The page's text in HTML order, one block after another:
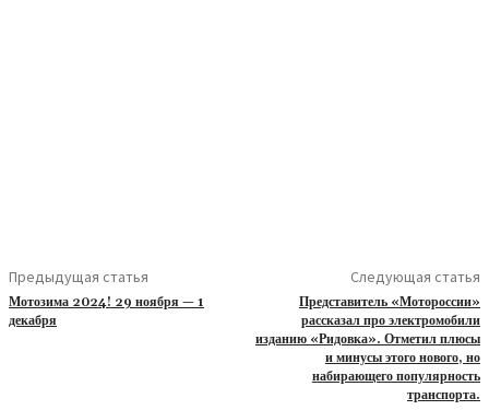
Предыдущая статья
Мотозима 2024! 29 ноября — 1
декабря
Следующая статья
Представитель «Мотороссии»
рассказал про электромобили
изданию «Ридовка». Отметил плюсы
и минусы этого нового, но
набирающего популярность
транспорта.